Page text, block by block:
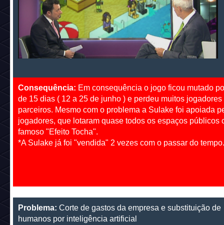
Consequência: Em consequência o jogo ficou mutado
de 15 dias ( 12 a 25 de junho ) e perdeu muitos jogadores
parceiros. Mesmo com o problema a Sulake foi apoiada
jogadores, que lotaram quase todos os espaços públicos
famoso "Efeito Tocha".
*A Sulake já foi "vendida" 2 vezes com o passar do tempo.
Problema: Corte de gastos da empresa e substituição de
humanos por inteligência artificial